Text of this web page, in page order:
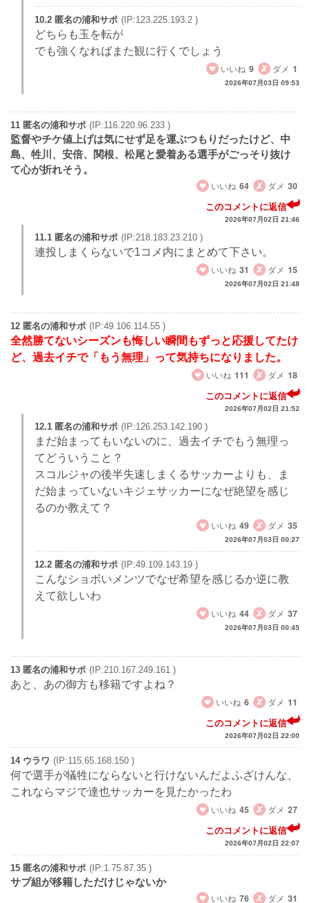
10.2 匿名の浦和サポ (IP:123.225.193.2 )
どちらも玉を転が
でも強くなればまた観に行くでしょう
いいね 9 ダメ 1
2026年07月03日 09:53
11 匿名の浦和サポ (IP:116.220.96.233 )
監督やチケ値上げは気にせず足を運ぶつもりだったけど、中
島、牲川、安倍、関根、松尾と愛着ある選手がごっそり抜け
て心が折れそう。
いいね 64 ダメ 30
このコメントに返信
2026年07月02日 21:46
11.1 匿名の浦和サポ (IP:218.183.23.210 )
連投しまくらないで1コメ内にまとめて下さい。
いいね 31 ダメ 15
2026年07月02日 21:48
12 匿名の浦和サポ (IP:49.106.114.55 )
全然勝てないシーズンも悔しい瞬間もずっと応援してたけ
ど、過去イチで「もう無理」って気持ちになりました。
いいね 111 ダメ 18
このコメントに返信
2026年07月02日 21:52
12.1 匿名の浦和サポ (IP:126.253.142.190 )
まだ始まってもいないのに、過去イチでもう無理っ
てどういうこと？
スコルジャの後半失速しまくるサッカーよりも、ま
だ始まっていないキジェサッカーになぜ絶望を感じ
るのか教えて？
いいね 49 ダメ 35
2026年07月03日 00:27
12.2 匿名の浦和サポ (IP:49.109.143.19 )
こんなショボいメンツでなぜ希望を感じるか逆に教
えて欲しいわ
いいね 44 ダメ 37
2026年07月03日 00:45
13 匿名の浦和サポ (IP:210.167.249.161 )
あと、あの御方も移籍ですよね？
いいね 6 ダメ 11
このコメントに返信
2026年07月02日 22:00
14 ウラワ (IP:115.65.168.150 )
何で選手が犠牲にならないと行けないんだよふざけんな、
これならマジで達也サッカーを見たかったわ
いいね 45 ダメ 27
このコメントに返信
2026年07月02日 22:07
15 匿名の浦和サポ (IP:1.75.87.35 )
サブ組が移籍しただけじゃないか
いいね 76 ダメ 31